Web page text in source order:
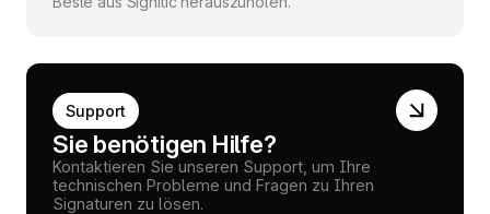
Support
Sie benötigen Hilfe?
Kontaktieren Sie unseren Support, um Ihre
technischen Probleme und Fragen zu Ihren
Signaturen zu lösen.